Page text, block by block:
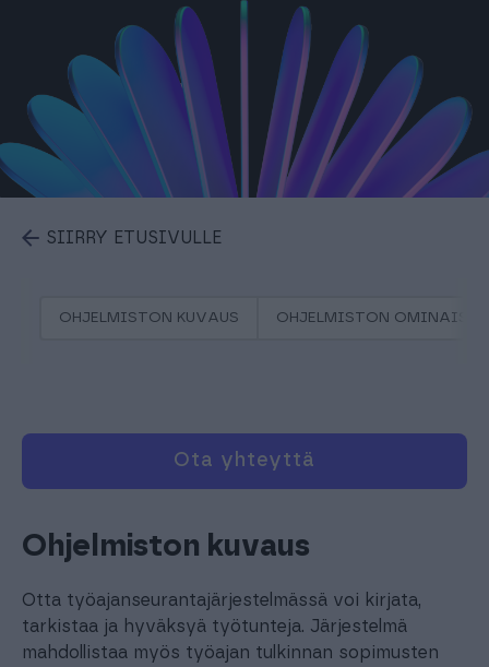
SIIRRY ETUSIVULLE
OHJELMISTON KUVAUS OHJELMISTON
Ota yhteyttä
Ohjelmiston kuvaus
Otta työajanseurantajärjestelmässä voi kirjata,
tarkistaa ja hyväksyä työtunteja. Järjestelmä
mahdollistaa myös työajan tulkinnan sopimusten